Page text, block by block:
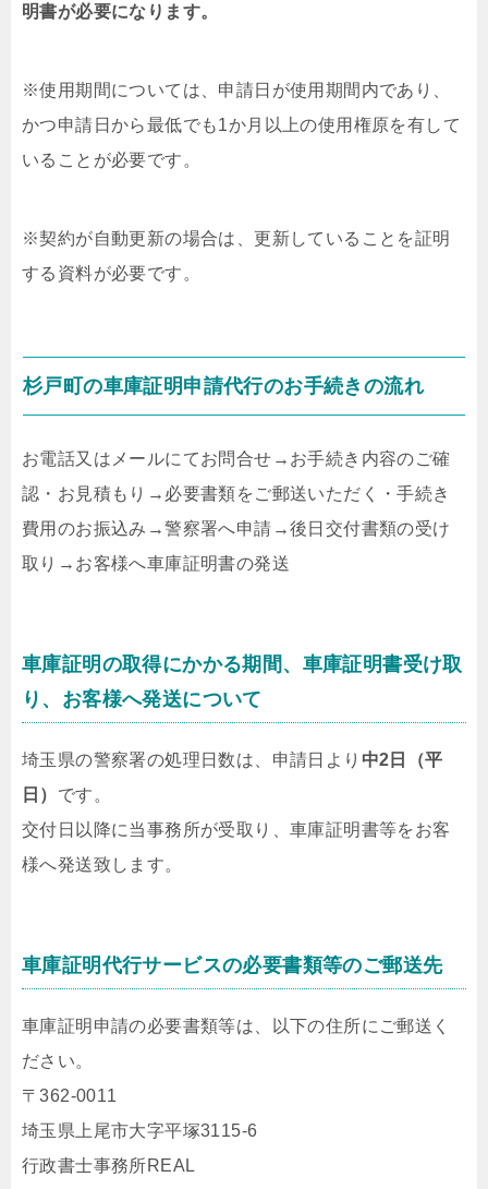
明書が必要になります。
※使用期間については、申請日が使用期間内であり、
かつ申請日から最低でも1か月以上の使用権原を有して
いることが必要です。
※契約が自動更新の場合は、更新していることを証明
する資料が必要です。
杉戸町の車庫証明申請代行のお手続きの流れ
お電話又はメールにてお問合せ → お手続き内容のご確
認・お見積もり → 必要書類をご郵送いただく・手続き
費用のお振込み →警察署へ申請 →後日交付書類の受け
取り → お客様へ車庫証明書の発送
車庫証明の取得にかかる期間、車庫証明書受け取
り、お客様へ発送について
埼玉県の警察署の処理日数は、申請日より 中2日（平
日） です。
交付日以降に当事務所が受取り、車庫証明書等をお客
様へ発送致します。
車庫証明代行サービスの必要書類等のご郵送先
車庫証明申請の必要書類等は、以下の住所にご郵送く
ださい。
〒362-0011
埼玉県上尾市大字平塚3115-6
行政書士事務所REAL